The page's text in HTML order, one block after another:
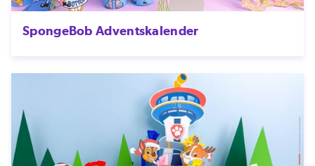
SpongeBob Adventskalender